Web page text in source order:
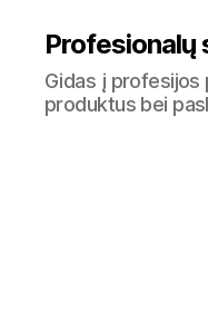
Profesionalų
Gidas į profesijos
produktus bei